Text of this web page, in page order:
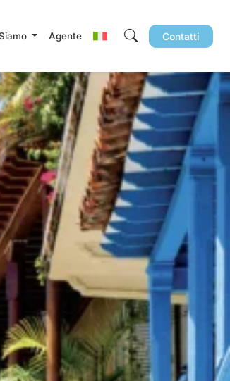
Agente Contatti